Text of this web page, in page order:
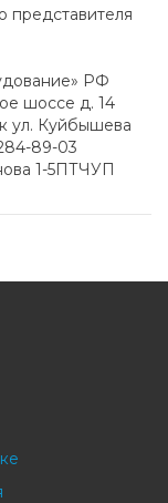
представителя
РФ
шоссе д. 14
ул. Куйбышева
89-03
1-5ПТЧУП